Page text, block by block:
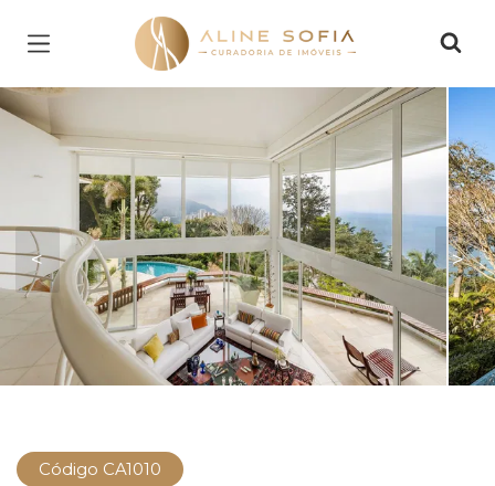
Página inicial
< >
Código CA1010